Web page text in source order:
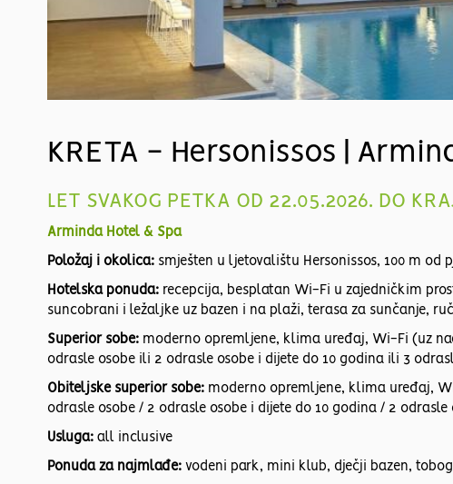
KRETA - Hersonissos |
LET SVAKOG PETKA OD 22.05.2026. DO
Arminda Hotel & Spa
Položaj i okolica: smješten u ljetovalištu Hersonissos, 100 m
Hotelska ponuda: recepcija, besplatan Wi-Fi u zajedničkim
suncobrani i ležaljke uz bazen i na plaži, terasa za sunčanje,
Superior sobe: moderno opremljene, klima uređaj, Wi-Fi (uz
odrasle osobe ili 2 odrasle osobe i dijete do 10 godina ili 3
Obiteljske superior sobe: moderno opremljene, klima uređaj,
odrasle osobe / 2 odrasle osobe i dijete do 10 godina / 2
Usluga: all inclusive
Ponuda za najmlađe: vodeni park, mini klub, dječji bazen,